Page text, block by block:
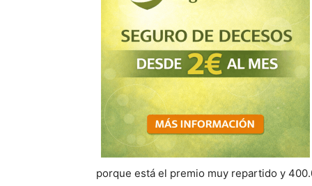
porque está el premio muy repartido y